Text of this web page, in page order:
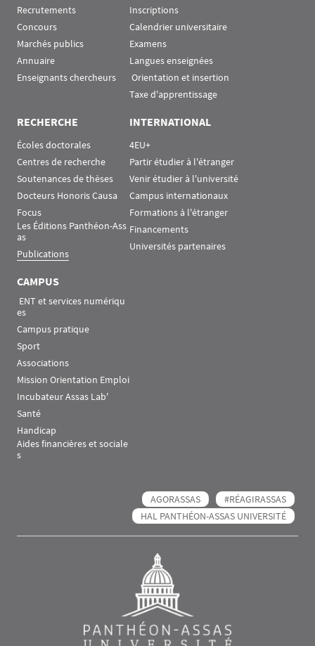
Recrutements
Concours
Marchés publics
Annuaire
Enseignants chercheurs
Inscriptions
Calendrier universitaire
Examens
Langues enseignées
Orientation et insertion
Taxe d'apprentissage
RECHERCHE
Écoles doctorales
Centres de recherche
Soutenances de thèses
Docteurs Honoris Causa
Focus
Les Éditions Panthéon-Ass
as
Publications
INTERNATIONAL
4EU+
Partir étudier à l'étranger
Venir étudier à l'université
Campus internationaux
Formations à l'étranger
Financements
Universités partenaires
CAMPUS
es
Campus pratique
Sport
Associations
Mission Orientation Emploi
Incubateur Assas Lab'
Santé
Handicap
Aides financières et sociale
s
AGORASSAS
#RÉAGIRASSAS
HAL PANTHÉON-ASSAS UNIVERSITÉ